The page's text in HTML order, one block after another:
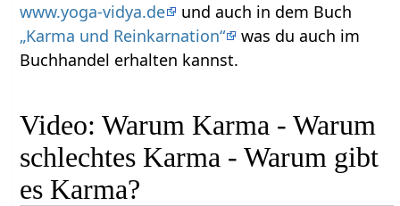
www.yoga-vidya.de
und auch in dem Buch
„Karma und Reinkarnation“
was du auch im
Buchhandel erhalten kannst.
Video: Warum Karma - Warum
schlechtes Karma - Warum gibt
es Karma?